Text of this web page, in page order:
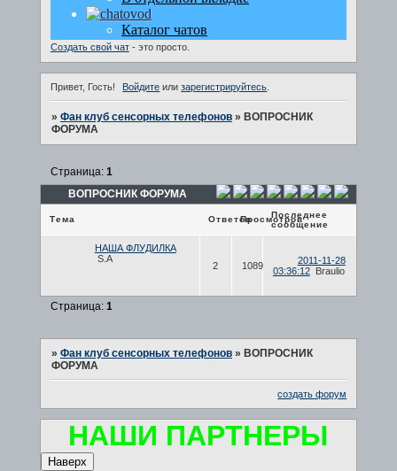
Создать свой чат- это просто.
Привет, Гость! Войдите илизарегистрируйтесь
» Фан клуб сенсорных телефонов » ВОПРОСНИК
ФОРУМА
ВОПРОСНИК ФОРУМА
Страница: 1
Тема ОтветовПросмотров
Последнее
сообщение
НАША ФЛУДИЛКА
S.A
2 1089
2011-11-28
03:36:12
Braulio
Страница: 1
» Фан клуб сенсорных телефонов » ВОПРОСНИК
ФОРУМА
создать форум
НАШИ ПАРТНЕРЫ
Наверх